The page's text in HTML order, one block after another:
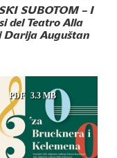
SUBOTOM – I
del Teatro Alla
Darija Auguštan
PDF 3.3 MB